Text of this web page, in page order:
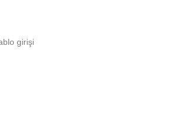
girişi